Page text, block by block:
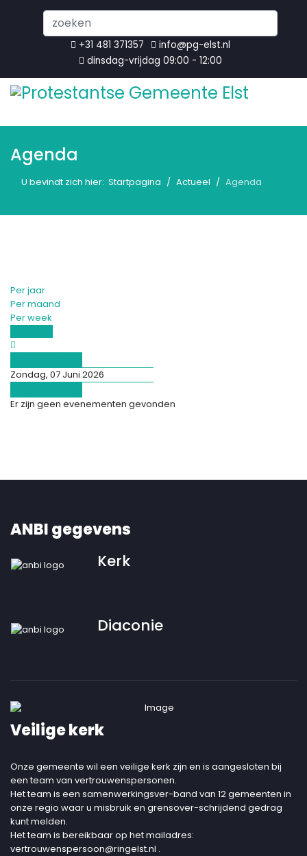
...
+31 481 371357
info@pg-elst.nl
dinsdag-vrijdag 09:00 - 12:00
Agenda
U bevindt zich hier: Startpagina Actueel Agenda
Per jaar
Per maand
Per week
Zondag, 07 Juni 2026
Er zijn geen evenementen gevonden
ANBI gegevens
Kerk
Diaconie
Veilige kerk
Onze gemeente wil een veilige kerk zijn en is aangesloten bij
een team van vertrouwenspersonen.
Het team is een samenwerkingsver-band van 12 gemeenten in
onze regio waar u misbruik en grensover-schrijdend gedrag
kunt melden.
Het team is bereikbaar op het mailadres:
vertrouwenspersoon@ringelst.nl .